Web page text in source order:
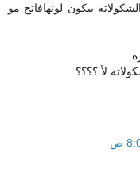
بيكون لونهافاتح مو
لأ ؟؟؟؟